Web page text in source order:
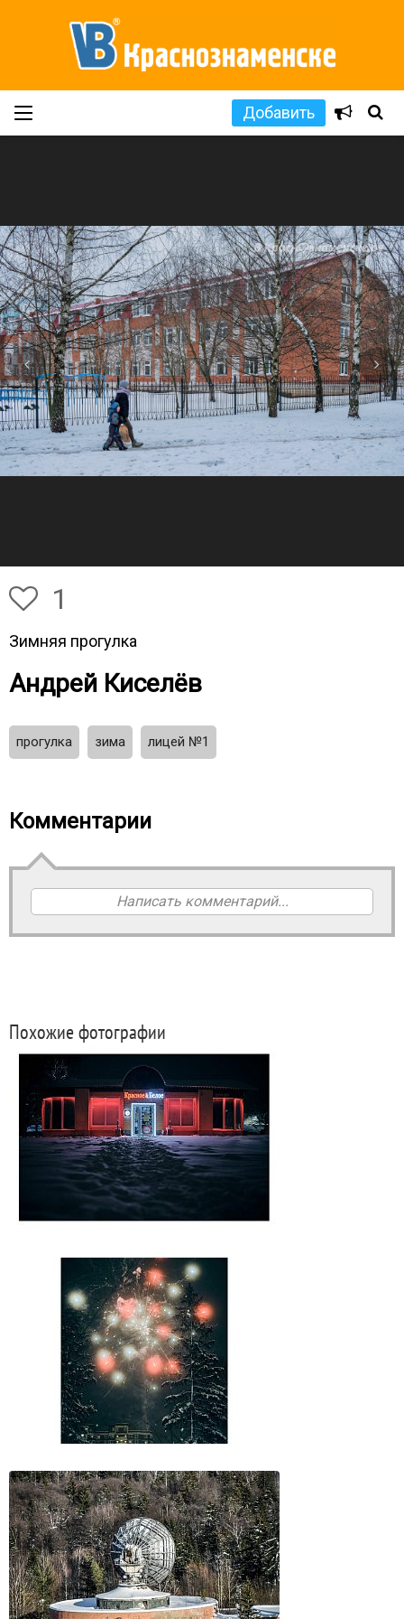
Добавить
1
Зимняя прогулка
Андрей Киселёв
прогулка зима лицей №1
Комментарии
Написать комментарий...
Похожие фотографии